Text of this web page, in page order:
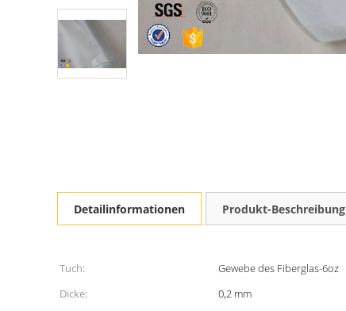
Detailinformationen Produkt-Beschreibung
Tuch: Gewebe des Fiberglas-6oz
Dicke:
0,2 mm